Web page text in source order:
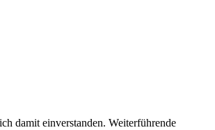
damit einverstanden. Weiterführende